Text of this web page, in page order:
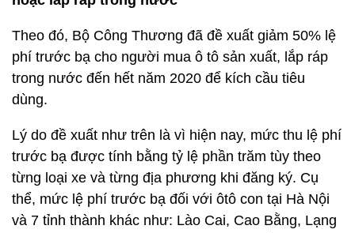
Theo đó, Bộ Công Thương đã đề xuất giảm 50% lệ
phí trước bạ cho người mua ô tô sản xuất, lắp ráp
trong nước đến hết năm 2020 để kích cầu tiêu
dùng.
Lý do đề xuất như trên là vì hiện nay, mức thu lệ phí
trước bạ được tính bằng tỷ lệ phần trăm tùy theo
từng loại xe và từng địa phương khi đăng ký. Cụ
thể, mức lệ phí trước bạ đối với ôtô con tại Hà Nội
và 7 tỉnh thành khác như: Lào Cai, Cao Bằng, Lạng